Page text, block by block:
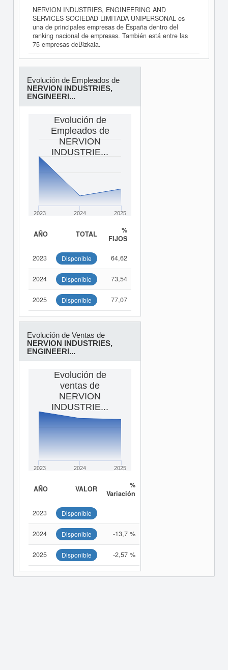
NERVION INDUSTRIES, ENGINEERING AND
SERVICES SOCIEDAD LIMITADA UNIPERSONAL es
una de principales empresas de España dentro del
ranking nacional de empresas. También está entre las
75 empresas deBizkaia.
Evolución de Empleados de
NERVION INDUSTRIES,
ENGINEERI...
Evolución de
Empleados de
NERVION
INDUSTRIE...
2023 2024 2025
AÑO TOTAL
%
FIJOS
2023 Disponible 64,62
2024 Disponible 73,54
2025 Disponible 77,07
Evolución de Ventas de
NERVION INDUSTRIES,
ENGINEERI...
Evolución de
ventas de
NERVION
INDUSTRIE...
2023 2024 2025
AÑO VALOR
%
Variación
2023 Disponible
2024 Disponible -13,7 %
2025 Disponible -2,57 %